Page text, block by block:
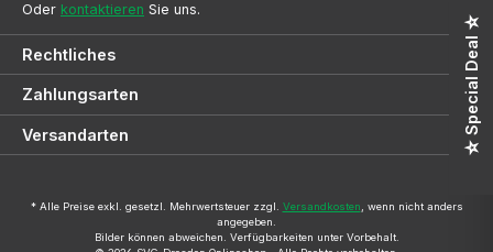
Oder kontaktieren Sie uns.
Rechtliches
Zahlungsarten
Versandarten
* Alle Preise exkl. gesetzl. Mehrwertsteuer zzgl. Versandkosten , wenn nicht anders
angegeben.
Bilder können abweichen. Verfügbarkeiten unter Vorbehalt.
☆ Special Deal ☆